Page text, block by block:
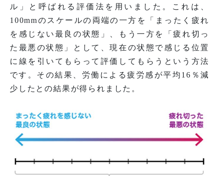
ル」と呼ばれる評価法を用いました。これは、
100mmのスケールの両端の一方を「まったく疲れ
を感じない最良の状態」、もう一方を「疲れ切っ
た最悪の状態」として、現在の状態で感じる位置
に線を引いてもらって評価してもらうという方法
です。その結果、労働による疲労感が平均16％減
少したとの結果が得られました。